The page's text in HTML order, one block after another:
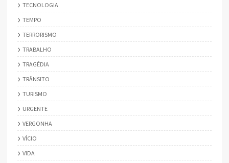
TECNOLOGIA
TEMPO
TERRORISMO
TRABALHO
TRAGÉDIA
TRÂNSITO
TURISMO
URGENTE
VERGONHA
VÍCIO
VIDA